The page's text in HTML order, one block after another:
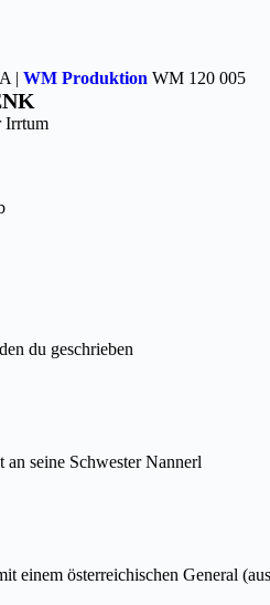
| WM Produktion WM 120 005
Irrtum
du geschrieben
seine Schwester Nannerl
einem österreichischen General